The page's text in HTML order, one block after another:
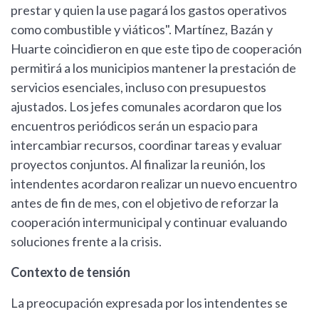
prestar y quien la use pagará los gastos operativos
como combustible y viáticos". Martínez, Bazán y
Huarte coincidieron en que este tipo de cooperación
permitirá a los municipios mantener la prestación de
servicios esenciales, incluso con presupuestos
ajustados. Los jefes comunales acordaron que los
encuentros periódicos serán un espacio para
intercambiar recursos, coordinar tareas y evaluar
proyectos conjuntos. Al finalizar la reunión, los
intendentes acordaron realizar un nuevo encuentro
antes de fin de mes, con el objetivo de reforzar la
cooperación intermunicipal y continuar evaluando
soluciones frente a la crisis.
Contexto de tensión
La preocupación expresada por los intendentes se